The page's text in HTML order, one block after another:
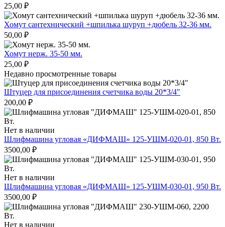
25,00 ₽
Хомут сантехнический +шпилька шуруп +дюбель 32-36 мм.
50,00 ₽
Хомут нерж. 35-50 мм.
25,00 ₽
Недавно просмотренные товары
Штуцер для присоединения счетчика воды 20*3/4″
200,00 ₽
Нет в наличии
Шлифмашина угловая «ДИФМАШ» 125-УШМ-020-01, 850 Вт.
3500,00 ₽
Нет в наличии
Шлифмашина угловая «ДИФМАШ» 125-УШМ-030-01, 950 Вт.
3500,00 ₽
Нет в наличии